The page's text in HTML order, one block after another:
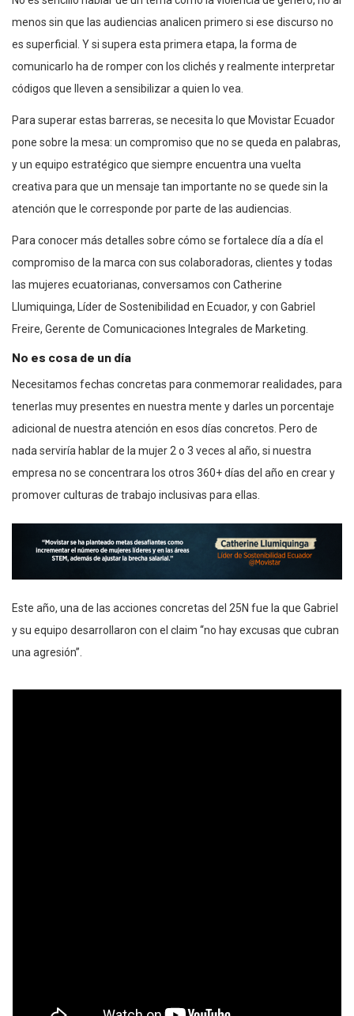
menos sin que las audiencias analicen primero si ese discurso no
es superficial. Y si supera esta primera etapa, la forma de
comunicarlo ha de romper con los clichés y realmente interpretar
códigos que lleven a sensibilizar a quien lo vea.
Para superar estas barreras, se necesita lo que Movistar Ecuador
pone sobre la mesa: un compromiso que no se queda en palabras,
y un equipo estratégico que siempre encuentra una vuelta
creativa para que un mensaje tan importante no se quede sin la
atención que le corresponde por parte de las audiencias.
Para conocer más detalles sobre cómo se fortalece día a día el
compromiso de la marca con sus colaboradoras, clientes y todas
las mujeres ecuatorianas, conversamos con Catherine
Llumiquinga, Líder de Sostenibilidad en Ecuador, y con Gabriel
Freire, Gerente de Comunicaciones Integrales de Marketing.
No es cosa de un día
Necesitamos fechas concretas para conmemorar realidades, para
tenerlas muy presentes en nuestra mente y darles un porcentaje
adicional de nuestra atención en esos días concretos. Pero de
nada serviría hablar de la mujer 2 o 3 veces al año, si nuestra
empresa no se concentrara los otros 360+ días del año en crear y
promover culturas de trabajo inclusivas para ellas.
Este año, una de las acciones concretas del 25N fue la que Gabriel
y su equipo desarrollaron con el claim “no hay excusas que cubran
una agresión”.